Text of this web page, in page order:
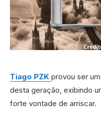
Tiago PZK provou ser
desta geração, exibindo
forte vontade de arriscar.